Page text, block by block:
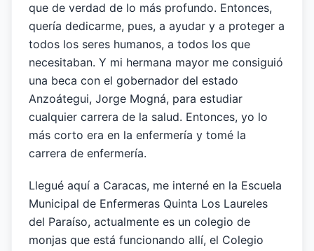
que de verdad de lo más profundo. Entonces,
quería dedicarme, pues, a ayudar y a proteger a
todos los seres humanos, a todos los que
necesitaban. Y mi hermana mayor me consiguió
una beca con el gobernador del estado
Anzoátegui, Jorge Mogná, para estudiar
cualquier carrera de la salud. Entonces, yo lo
más corto era en la enfermería y tomé la
carrera de enfermería.
Llegué aquí a Caracas, me interné en la Escuela
Municipal de Enfermeras Quinta Los Laureles
del Paraíso, actualmente es un colegio de
monjas que está funcionando allí, el Colegio